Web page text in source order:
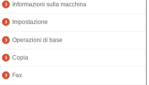
Informazioni sulla macchina
Impostazione
Operazioni di base
Copia
Fax